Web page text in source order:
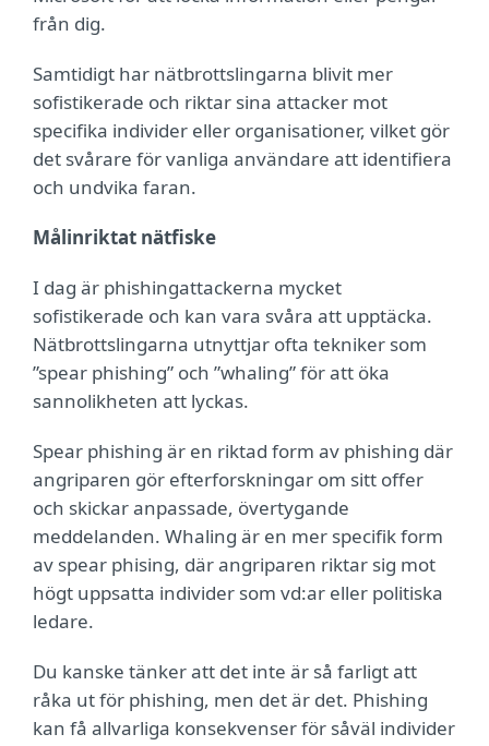
från dig.
Samtidigt har nätbrottslingarna blivit mer
sofistikerade och riktar sina attacker mot
specifika individer eller organisationer, vilket gör
det svårare för vanliga användare att identifiera
och undvika faran.
Målinriktat nätfiske
I dag är phishingattackerna mycket
sofistikerade och kan vara svåra att upptäcka.
Nätbrottslingarna utnyttjar ofta tekniker som
”spear phishing” och ”whaling” för att öka
sannolikheten att lyckas.
Spear phishing är en riktad form av phishing där
angriparen gör efterforskningar om sitt offer
och skickar anpassade, övertygande
meddelanden. Whaling är en mer specifik form
av spear phising, där angriparen riktar sig mot
högt uppsatta individer som vd:ar eller politiska
ledare.
Du kanske tänker att det inte är så farligt att
råka ut för phishing, men det är det. Phishing
kan få allvarliga konsekvenser för såväl individer